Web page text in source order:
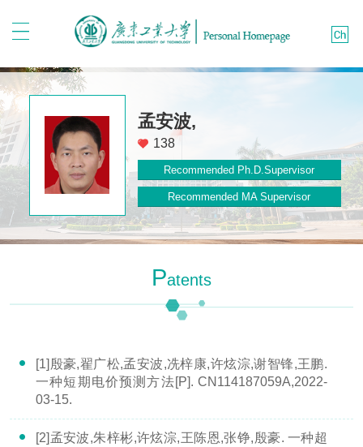
孟安波,
138
Recommended Ph.D.Supervisor
Recommended MA Supervisor
PAtents
[1]殷豪,翟广松,孟安波,冼梓康,许炫淙,谢智锋,王鹏.
一种短期电价预测方法[P]. CN114187059A,2022-
03-15.
[2]孟安波,朱梓彬,许炫淙,王陈恩,张铮,殷豪. 一种超